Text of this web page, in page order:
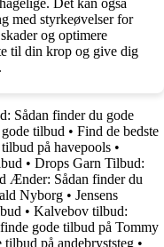
Det kan også
med styrkeøvelser for
og optimere
til din krop og give dig
Sådan finder du gode
tilbud • Find de bedste
på havepools •
• Drops Garn Tilbud:
Ænder: Sådan finder du
Nyborg • Jensens
• Kalvebov tilbud:
gode tilbud på Tommy
tilbud på andebryststeg •